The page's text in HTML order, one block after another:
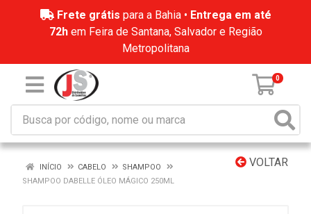
Frete grátis para a Bahia • Entrega em até
72hem Feira de Santana, Salvador e Região
Metropolitana
0
VOLTAR
INÍCIO CABELO
SHAMPOO
SHAMPOO DABELLE ÓLEO MÁGICO 250ML